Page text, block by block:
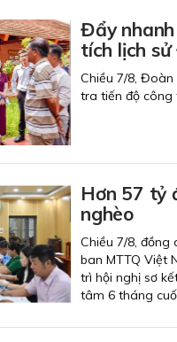
Đẩy
tích
Chiều 7/8,
tra tiến độ công
Hơn 57 tỷ
nghèo
Chiều 7/8, đồng
ban MTTQ Việt
trì hội nghị sơ
tâm 6 tháng